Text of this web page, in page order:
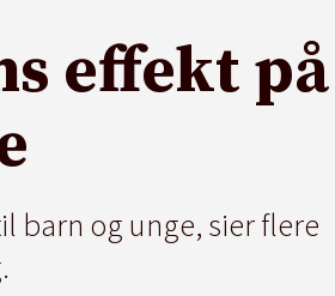
effekt på
barn og unge, sier flere